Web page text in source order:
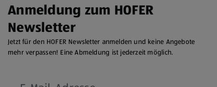
Anmeldung zum HOFER
Newsletter
Jetzt für den HOFER Newsletter anmelden und keine Angebote
mehr verpassen! Eine Abmeldung ist jederzeit möglich.